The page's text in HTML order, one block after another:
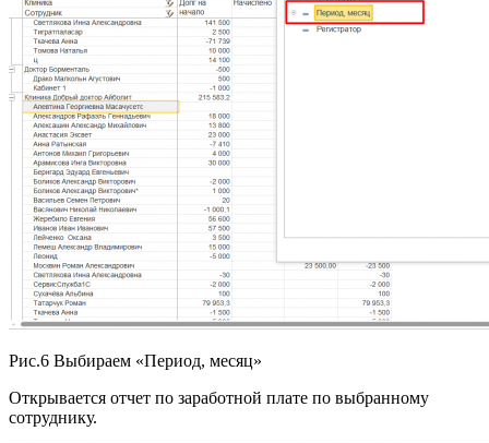
Рис.6 Выбираем «Период, месяц»
Открывается отчет по заработной плате по выбранному
сотруднику.